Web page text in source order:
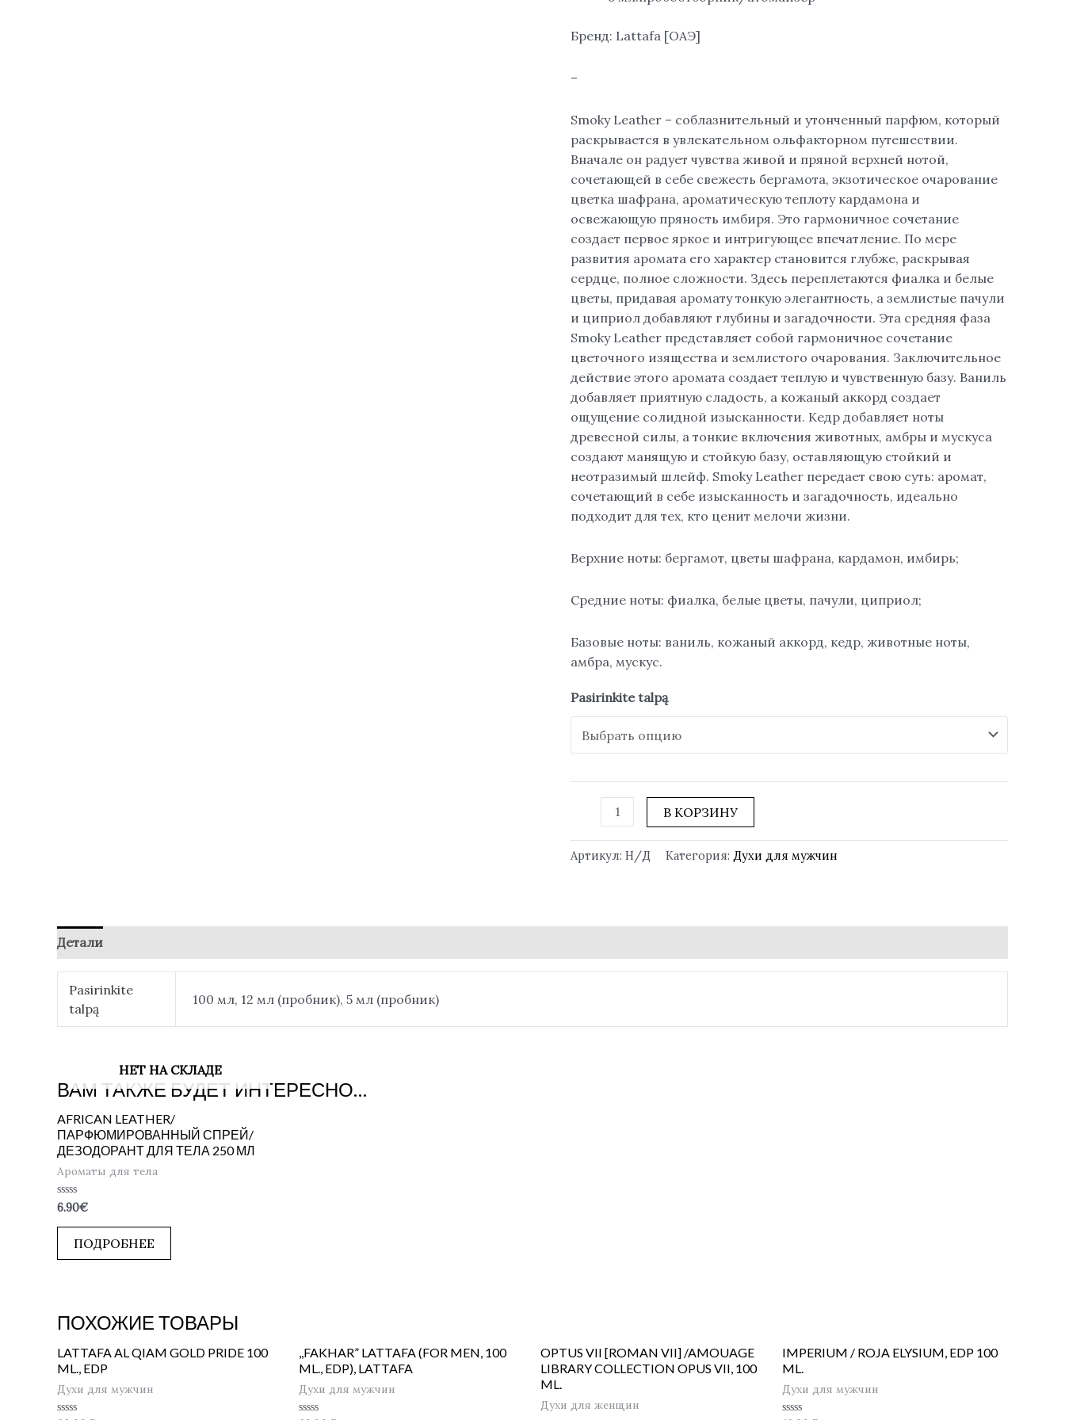
Бренд: Lattafa [ОАЭ]
–
Smoky Leather – соблазнительный и утонченный парфюм, который
раскрывается в увлекательном ольфакторном путешествии.
Вначале он радует чувства живой и пряной верхней нотой,
сочетающей в себе свежесть бергамота, экзотическое очарование
цветка шафрана, ароматическую теплоту кардамона и
освежающую пряность имбиря. Это гармоничное сочетание
создает первое яркое и интригующее впечатление. По мере
развития аромата его характер становится глубже, раскрывая
сердце, полное сложности. Здесь переплетаются фиалка и белые
цветы, придавая аромату тонкую элегантность, а землистые пачули
и циприол добавляют глубины и загадочности. Эта средняя фаза
Smoky Leather представляет собой гармоничное сочетание
цветочного изящества и землистого очарования. Заключительное
действие этого аромата создает теплую и чувственную базу. Ваниль
добавляет приятную сладость, а кожаный аккорд создает
ощущение солидной изысканности. Кедр добавляет ноты
древесной силы, а тонкие включения животных, амбры и мускуса
создают манящую и стойкую базу, оставляющую стойкий и
неотразимый шлейф. Smoky Leather передает свою суть: аромат,
сочетающий в себе изысканность и загадочность, идеально
подходит для тех, кто ценит мелочи жизни.
Верхние ноты: бергамот, цветы шафрана, кардамон, имбирь;
Средние ноты: фиалка, белые цветы, пачули, циприол;
Базовые ноты: ваниль, кожаный аккорд, кедр, животные ноты,
амбра, мускус.
Pasirinkite talpą
В КОРЗИНУ
Артикул: Н/Д Категория: Духи для мужчин
Детали
Pasirinkite
talpą
100 мл, 12 мл (пробник), 5 мл (пробник)
ВАМ ТАКЖЕ БУДЕТ ИНТЕРЕСНО…
НЕТ НА СКЛАДЕ
AFRICAN LEATHER/
ПАРФЮМИРОВАННЫЙ СПРЕЙ/
ДЕЗОДОРАНТ ДЛЯ ТЕЛА 250 МЛ
Ароматы для тела
Оценка
из
6.90€
ПОДРОБНЕЕ
ПОХОЖИЕ ТОВАРЫ
LATTAFA AL QIAM GOLD PRIDE 100
ML., EDP
Духи для мужчин
,,FAKHAR” LATTAFA (FOR MEN, 100
ML., EDP), LATTAFA
Духи для мужчин
OPTUS VII [ROMAN VII] /AMOUAGE
LIBRARY COLLECTION OPUS VII, 100
ML.
Духи для женщин
IMPERIUM / ROJA ELYSIUM, EDP 100
ML.
Духи для мужчин